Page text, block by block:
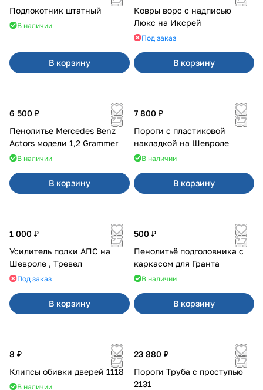
Подлокотник штатный
В наличии
В корзину
Ковры ворс с надписью
Люкс на Иксрей
Под заказ
В корзину
6 500 ₽
Пенолитье Mercedes Benz
Actors модели 1,2 Grammer
В наличии
В корзину
7 800 ₽
Пороги с пластиковой
накладкой на Шевроле
В наличии
В корзину
1 000 ₽
Усилитель полки АПС на
Шевроле , Тревел
Под заказ
В корзину
500 ₽
Пенолитьё подголовника с
каркасом для Гранта
В наличии
В корзину
8 ₽
Клипсы обивки дверей 1118
В наличии
23 880 ₽
Пороги Труба с проступью
2131